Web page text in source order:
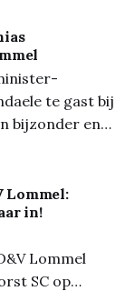
van de
was
aantoont
de Lommelse
te gast bij
bijzonder en
nog
hij de
en
pleitte
Lommel:
in!
Lommel
SC op